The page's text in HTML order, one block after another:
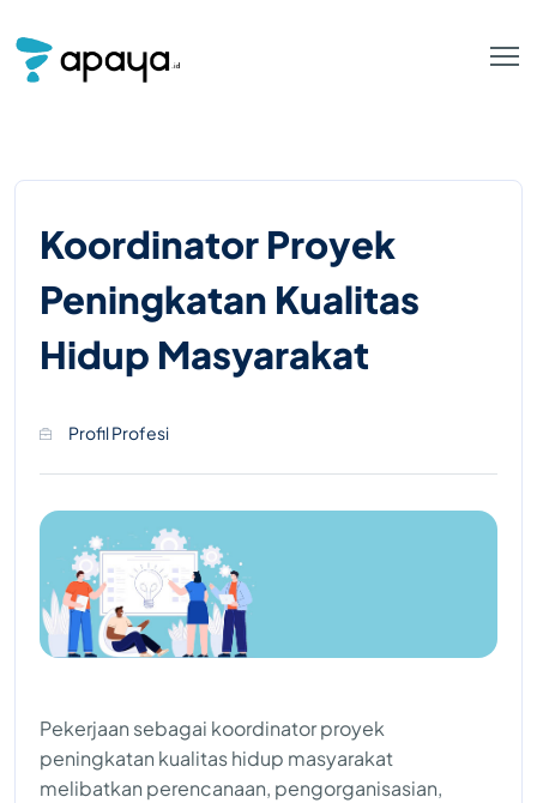
Koordinator Proyek
Peningkatan Kualitas
Hidup Masyarakat
Profil Profesi
Pekerjaan sebagai koordinator proyek
peningkatan kualitas hidup masyarakat
melibatkan perencanaan, pengorganisasian,